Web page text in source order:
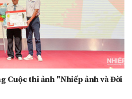
Cuộc thi ảnh "Nhiếp ảnh và Đời